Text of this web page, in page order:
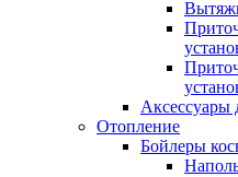
Аксессуары
Отопление
Бойлеры